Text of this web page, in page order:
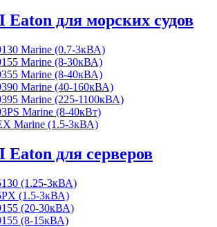
для морских судов
Marine (0.7-3кВА)
Marine (8-30кВА)
Marine (8-40кВА)
Marine (40-160кВА)
Marine (225-1100кВА)
Marine (8-40кВт)
Marine (1.5-3кВА)
для серверов
(1.25-3кВА)
(1.5-3кВА)
(20-30кВА)
(8-15кВА)